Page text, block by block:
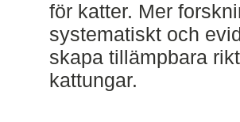
för katter. Mer
systematiskt och
skapa tillämpbara
kattungar.